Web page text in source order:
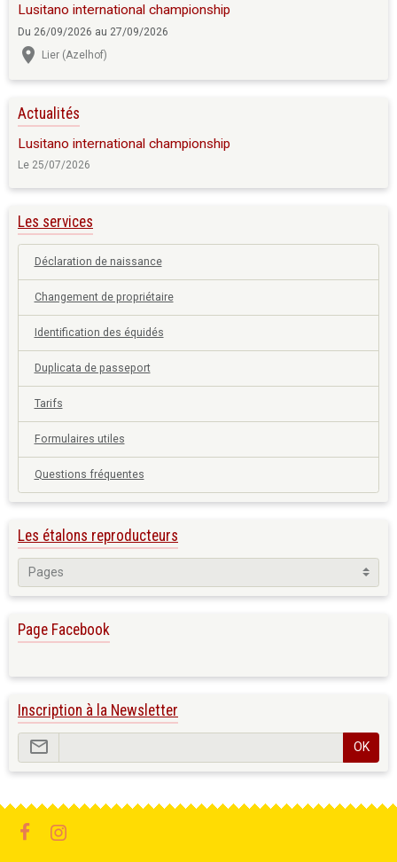
Lusitano international championship
Du 26/09/2026 au 27/09/2026
Lier (Azelhof)
Actualités
Lusitano international championship
Le 25/07/2026
Les services
Déclaration de naissance
Changement de propriétaire
Identification des équidés
Duplicata de passeport
Tarifs
Formulaires utiles
Questions fréquentes
Les étalons reproducteurs
Page Facebook
Inscription à la Newsletter
OK